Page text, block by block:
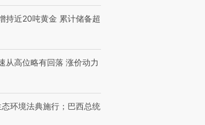
长拱下台
飞地休达
思的生活方式·第三对
住三大增长引擎是什么？
持近20吨黄金 累计储备超
从高位略有回落 涨价动力
环境法典施行；巴西总统